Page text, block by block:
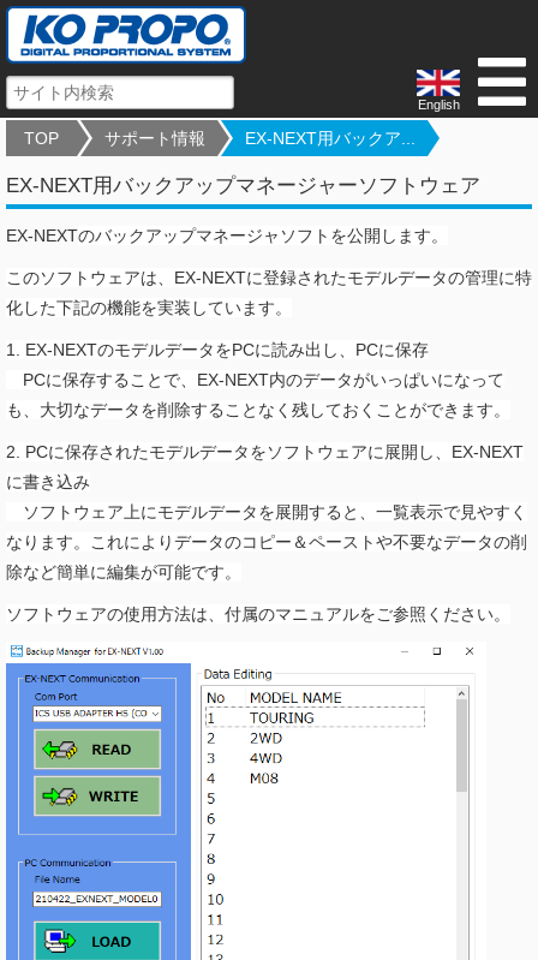
English
TOP サポート情報 EX-NEXT用バックア...
EX-NEXT用バックアップマネージャーソフトウェア
EX-NEXTのバックアップマネージャソフトを公開します。
このソフトウェアは、EX-NEXTに登録されたモデルデータの管理に特
化した下記の機能を実装しています。
1. EX-NEXTのモデルデータをPCに読み出し、PCに保存
PCに保存することで、EX-NEXT内のデータがいっぱいになって
も、大切なデータを削除することなく残しておくことができます。
2. PCに保存されたモデルデータをソフトウェアに展開し、EX-NEXT
に書き込み
ソフトウェア上にモデルデータを展開すると、一覧表示で見やすく
なります。これによりデータのコピー＆ペーストや不要なデータの削
除など簡単に編集が可能です。
ソフトウェアの使用方法は、付属のマニュアルをご参照ください。